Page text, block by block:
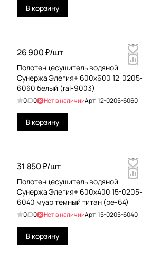
В корзину
26 900 ₽/шт
Полотенцесушитель водяной
Сунержа Элегия+ 600х600 12-0205-
6060 белый (ral-9003)
0 0 Нет в наличииАрт.12-0205-6060
В корзину
31 850 ₽/шт
Полотенцесушитель водяной
Сунержа Элегия+ 600х400 15-0205-
6040 муар темный титан (ре-64)
0 0 Нет в наличииАрт.15-0205-6040
В корзину